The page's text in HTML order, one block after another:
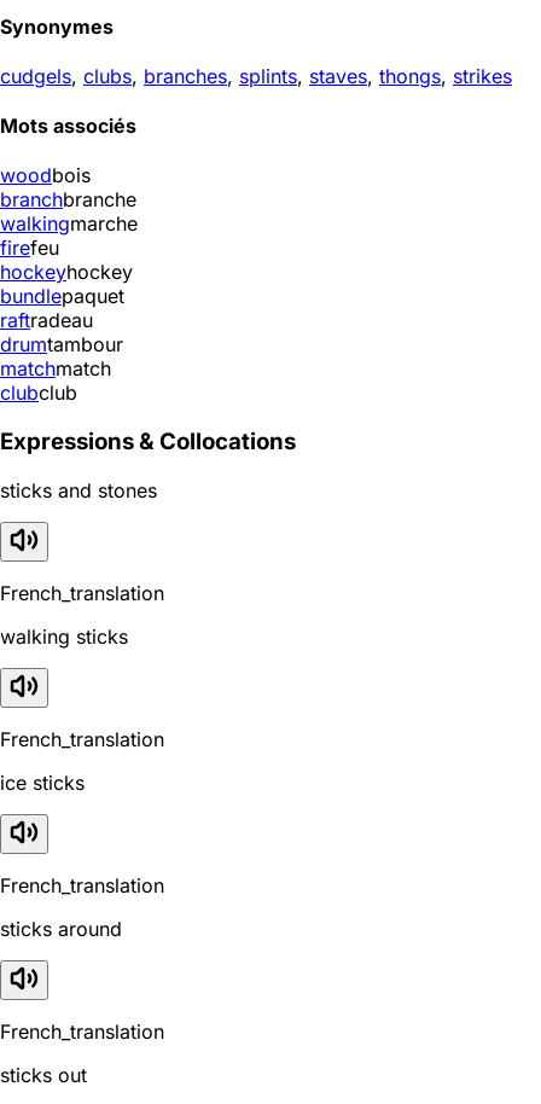
Synonymes
cudgels, clubs, branches, splints, staves, thongs, strikes
Mots associés
woodbois
branchbranche
walkingmarche
firefeu
hockeyhockey
bundlepaquet
raftradeau
drumtambour
matchmatch
clubclub
Expressions & Collocations
sticks and stones
French_translation
walking sticks
French_translation
ice sticks
French_translation
sticks around
French_translation
sticks out